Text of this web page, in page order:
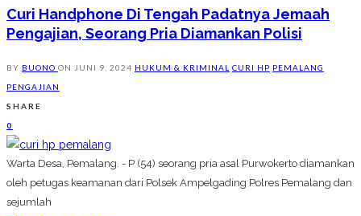
Curi Handphone Di Tengah Padatnya Jemaah
Pengajian, Seorang Pria Diamankan Polisi
BY BUONO ON JUNI 9, 2024 HUKUM & KRIMINAL CURI HP PEMALANG
PENGAJIAN
SHARE
0
Warta Desa, Pemalang. - P (54) seorang pria asal Purwokerto diamankan
oleh petugas keamanan dari Polsek Ampelgading Polres Pemalang dan
sejumlah